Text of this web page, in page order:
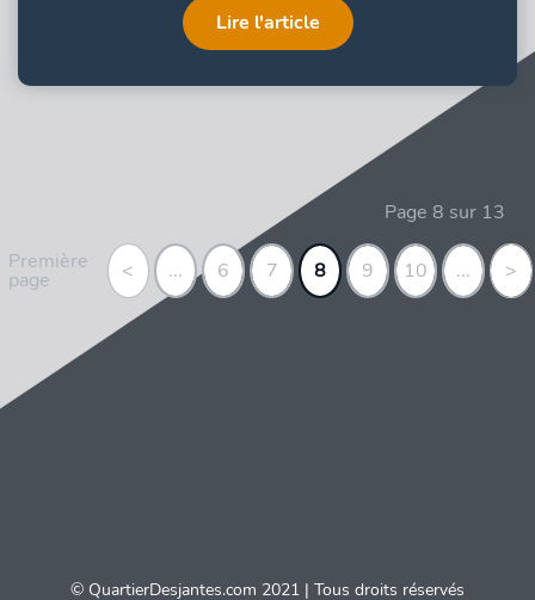
Lire l'article
Page 8 sur 13
Première
page < ... 6 7 8 9 10 ... >
© QuartierDesjantes.com 2021 | Tous droits réservés